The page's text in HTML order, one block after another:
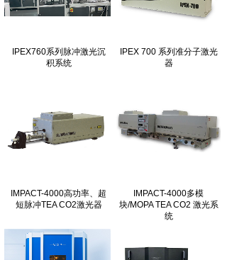
IPEX760系列脉冲激光沉
积系统
IPEX 700 系列准分子激光
器
IMPACT-4000高功率、超
短脉冲TEA CO2激光器
IMPACT-4000多模
块/MOPA TEA CO2 激光系
统